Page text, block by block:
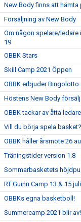
New Body finns att hämta
Försäljning av New Body
Om någon spelare/ledare
19
OBBK Stars
Skill Camp 2021 Öppen
OBBK erbjuder Bingolotto
Höstens New Body
OBBK tackar av åtta ledare
Vill du börja spela basket?
OBBK håller årsmöte 26
Träningstider version 1.8
Sommarbasketets
RT Guinn Camp 13 & 15 juli
OBBKs egna basketboll!
Summercamp 2021 blir av!